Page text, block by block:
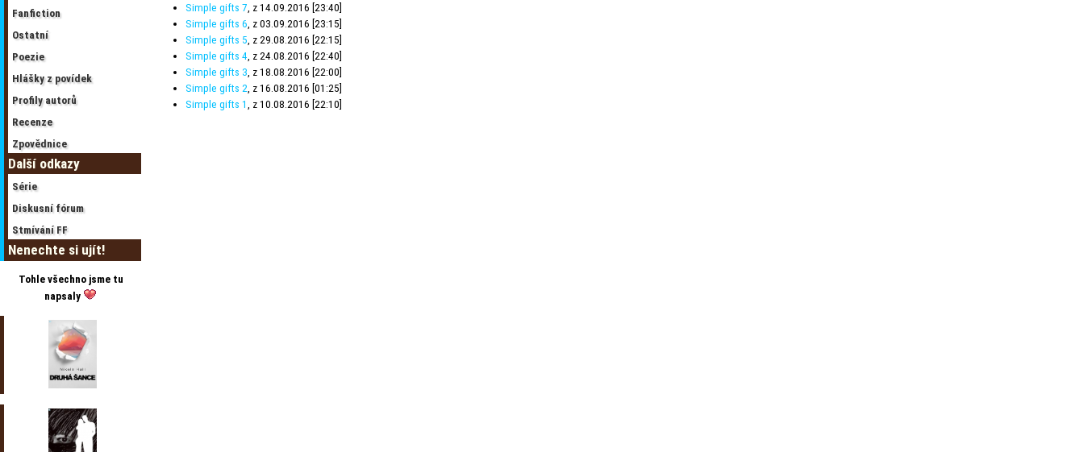
Fanfiction
Ostatní
Poezie
Hlášky z povídek
Profily autorů
Recenze
Zpovědnice
Další odkazy
Série
Diskusní fórum
Stmívání FF
Nenechte si ujít!
Tohle všechno jsme tu
napsaly
Simple gifts 7 , z 14.09.2016 [23:40]
Simple gifts 6 , z 03.09.2016 [23:15]
Simple gifts 5 , z 29.08.2016 [22:15]
Simple gifts 4 , z 24.08.2016 [22:40]
Simple gifts 3 , z 18.08.2016 [22:00]
Simple gifts 2 , z 16.08.2016 [01:25]
Simple gifts 1
, z 10.08.2016 [22:10]